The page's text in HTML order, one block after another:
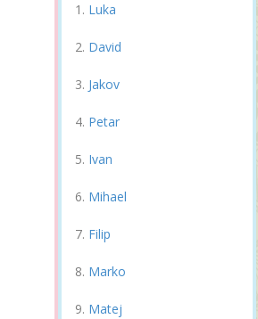
Luka
David
Jakov
Petar
Ivan
Mihael
Filip
Marko
Matej